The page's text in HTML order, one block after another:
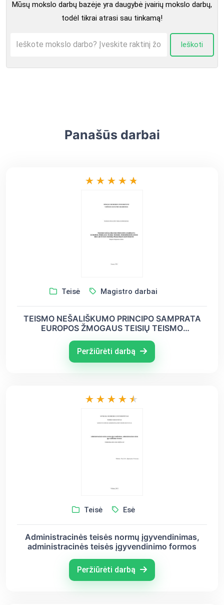
Mūsų mokslo darbų bazėje yra daugybė įvairių mokslo darbų,
todėl tikrai atrasi sau tinkamą!
Ieškoti
Panašūs darbai
Teisė Magistro darbai
TEISMO NEŠALIŠKUMO PRINCIPO SAMPRATA
EUROPOS ŽMOGAUS TEISIŲ TEISMO
PRAKTIKOS KONTEKSTE
Peržiūrėti darbą
Teisė Esė
Administracinės teisės normų įgyvendinimas,
administracinės teisės įgyvendinimo formos
Peržiūrėti darbą